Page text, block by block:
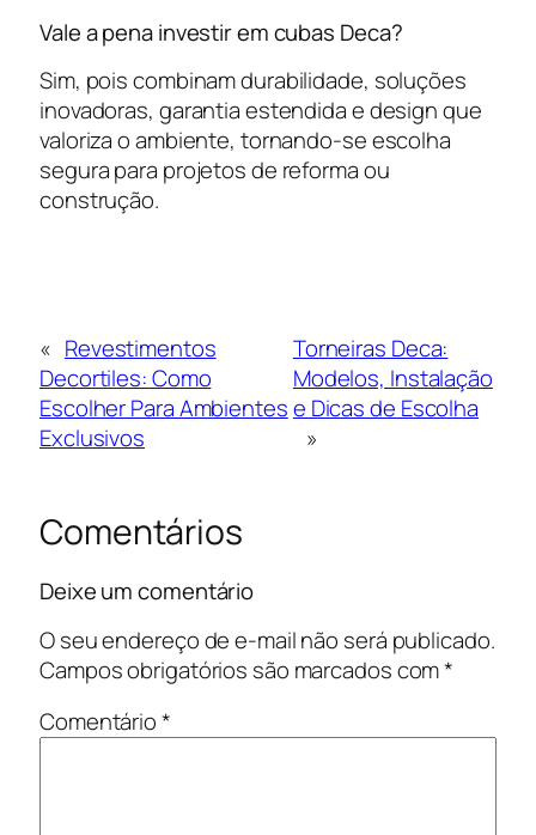
Vale a pena investir em cubas Deca?
Sim, pois combinam durabilidade, soluções
inovadoras, garantia estendida e design que
valoriza o ambiente, tornando-se escolha
segura para projetos de reforma ou
construção.
« Revestimentos
Decortiles: Como
Escolher Para Ambientes
Exclusivos
Torneiras Deca:
Modelos, Instalação
e Dicas de Escolha
»
Comentários
Deixe um comentário
O seu endereço de e-mail não será publicado.
Campos obrigatórios são marcados com*
Comentário*